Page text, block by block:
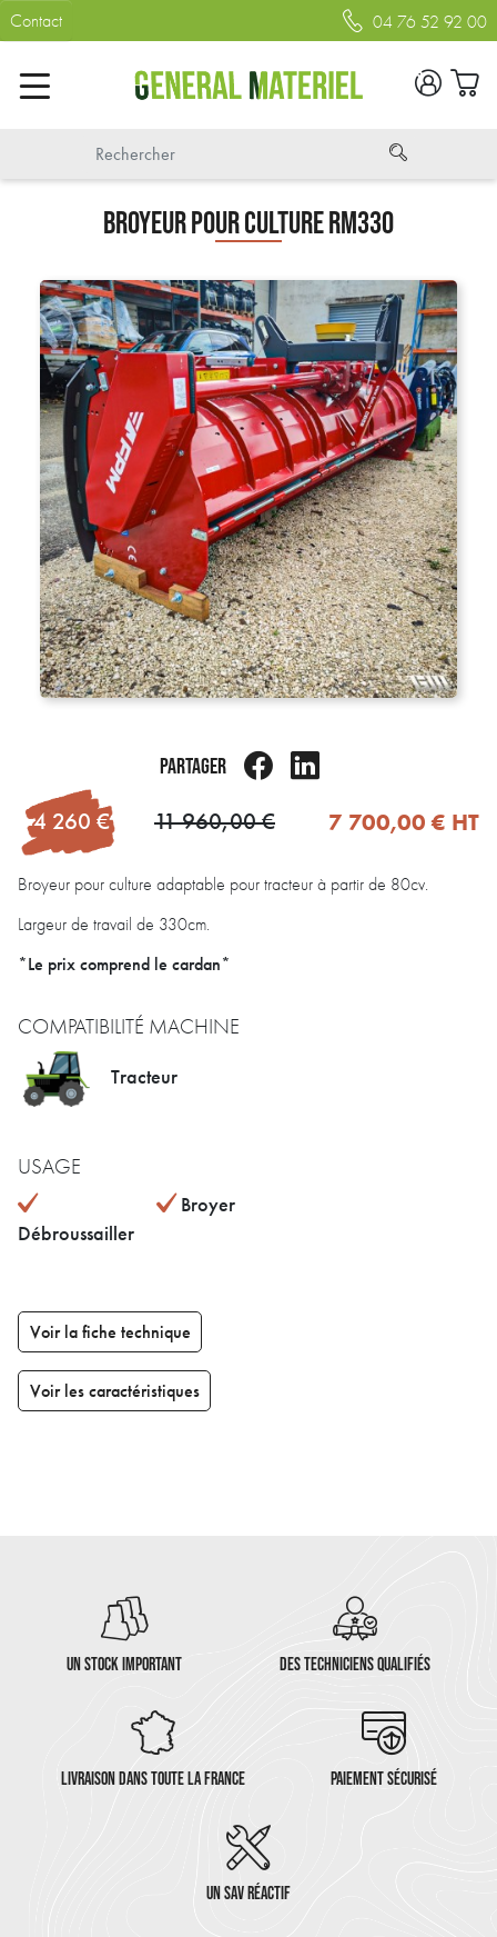
Contact 04 76 52 92 00
BROYEUR POUR CULTURE RM330
PARTAGER
-4 260 € 11 960,00 € 7 700,00 € HT
Broyeur pour culture adaptable pour tracteur à partir de 80cv.
Largeur de travail de 330cm.
*Le prix comprend le cardan*
COMPATIBILITÉ MACHINE
Tracteur
USAGE
Débroussailler
Broyer
Voir la fiche technique
Voir les caractéristiques
UN STOCK IMPORTANT DES TECHNICIENS QUALIFIÉS
LIVRAISON DANS TOUTE LA FRANCE PAIEMENT SÉCURISÉ
UN SAV RÉACTIF